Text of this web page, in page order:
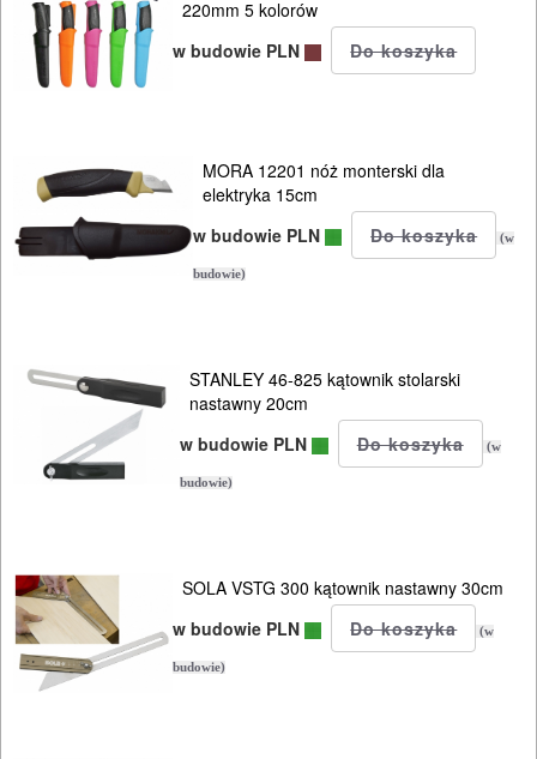
NARZĘDZIA
BUDOWLANE
GLAZURNICZE
AKCESORIA
MASZYNKI
BUDOWLANE
MASZYNY
NARZĘDZIA
BRUKARSKIE
DREWNA
OBRÓBKA
METALU
220mm 5 kolorów
w budowie PLN
MORA 12201 nóż monterski dla
elektryka 15cm
w budowie PLN
(w
budowie)
STANLEY 46-825 kątownik stolarski
nastawny 20cm
w budowie PLN
(w
budowie)
SOLA VSTG 300 kątownik nastawny 30cm
w budowie PLN
(w
budowie)